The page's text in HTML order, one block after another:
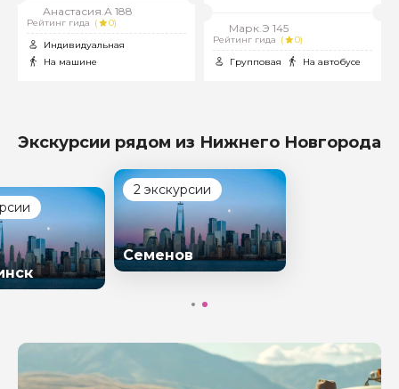
Анастасия.А 188
Рейтинг гида (
0)
Индивидуальная
На машине
Марк.Э 145
Рейтинг гида (
0)
Групповая
На автобусе
Экскурсии рядом из Нижнего Новгорода
2 экскурсии
Семенов